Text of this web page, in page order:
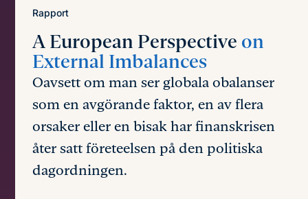
Rapport
A European Perspective on
External Imbalances
Oavsett om man ser globala obalanser
som en avgörande faktor, en av flera
orsaker eller en bisak har finanskrisen
åter satt företeelsen på den politiska
dagordningen.